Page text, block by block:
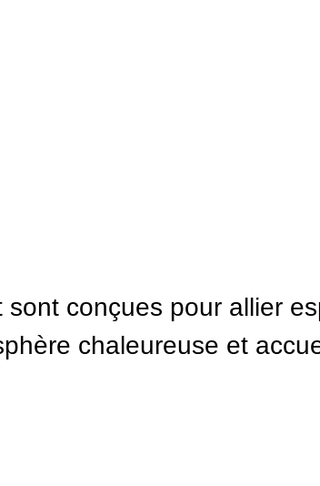
conçues pour allier
chaleureuse et